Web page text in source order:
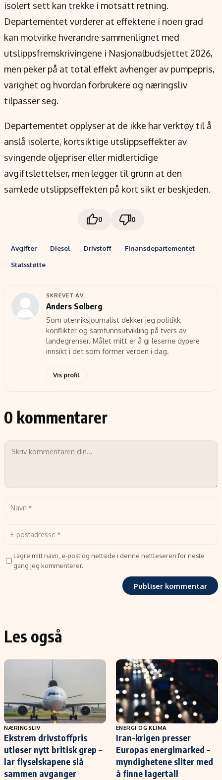
isolert sett kan trekke i motsatt retning.
Departementet vurderer at effektene i noen grad
kan motvirke hverandre sammenlignet med
utslippsfremskrivingene i Nasjonalbudsjettet 2026,
men peker på at total effekt avhenger av pumpepris,
varighet og hvordan forbrukere og næringsliv
tilpasser seg.
Departementet opplyser at de ikke har verktøy til å
anslå isolerte, kortsiktige utslippseffekter av
svingende oljepriser eller midlertidige
avgiftslettelser, men legger til grunn at den
samlede utslippseffekten på kort sikt er beskjeden.
0 0
Avgifter Diesel Drivstoff
Finansdepartementet
Statsstøtte
SKREVET AV
Anders Solberg
Som utenriksjournalist dekker jeg politikk,
konflikter og samfunnsutvikling på tvers av
landegrenser. Målet mitt er å gi leserne dypere
innsikt i det som former verden i dag.
Vis profil
0 kommentarer
Lagre mitt navn, e-post og nettside i denne nettleseren for neste
gang jeg kommenterer.
Les også
NÆRINGSLIV
Ekstrem drivstoffpris
utløser nytt britisk grep –
lar flyselskapene slå
sammen avganger
ENERGI OG KLIMA
Iran-krigen presser
Europas energimarked –
myndighetene sliter med
å finne lagertall